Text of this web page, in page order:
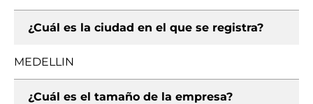
¿Cuál es la ciudad en el que se registra?
MEDELLIN
¿Cuál es el tamaño de la empresa?